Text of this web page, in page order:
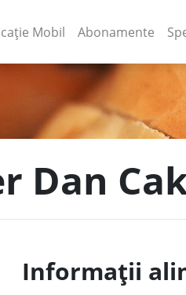
Mobil (current)
Abonamente
Dan
Informații